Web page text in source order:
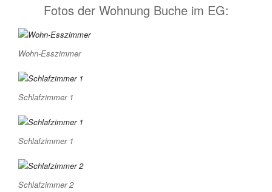
Fotos der Wohnung Buche im EG:
Wohn-Esszimmer
Schlafzimmer 1
Schlafzimmer 1
Schlafzimmer 2